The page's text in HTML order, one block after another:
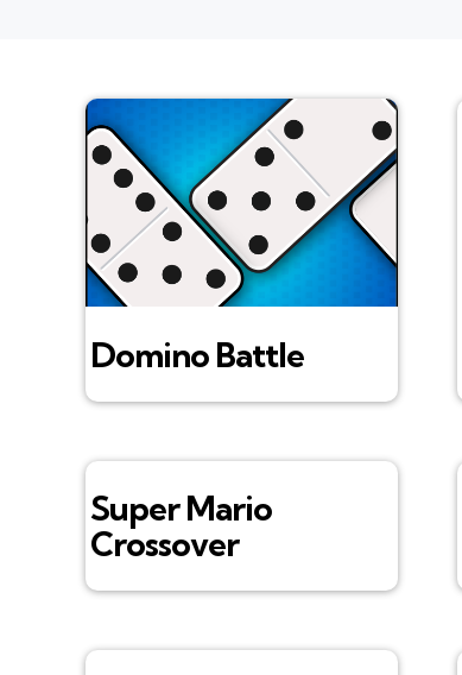
Domino Battle
Super Mario
Crossover